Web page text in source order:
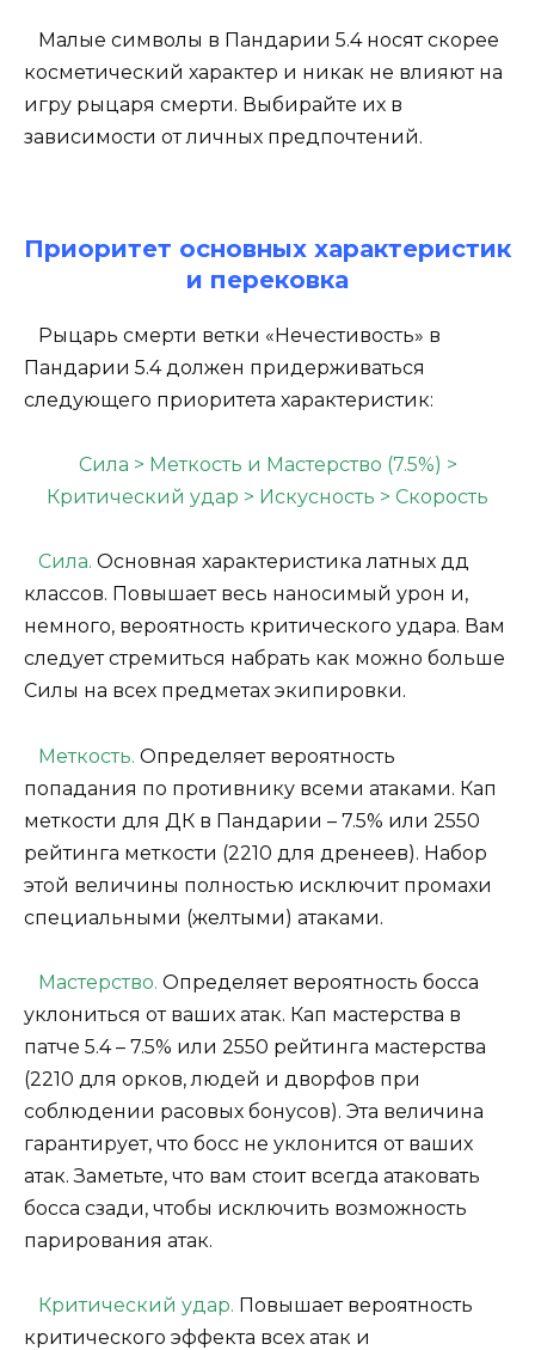
Малые символы в Пандарии 5.4 носят скорее
косметический характер и никак не влияют на
игру рыцаря смерти. Выбирайте их в
зависимости от личных предпочтений.
Приоритет основных характеристик
и перековка
Рыцарь смерти ветки «Нечестивость» в
Пандарии 5.4 должен придерживаться
следующего приоритета характеристик:
Сила > Меткость и Мастерство (7.5%) >
Критический удар > Искусность > Скорость
Сила. Основная характеристика латных дд
классов. Повышает весь наносимый урон и,
немного, вероятность критического удара. Вам
следует стремиться набрать как можно больше
Силы на всех предметах экипировки.
Меткость. Определяет вероятность
попадания по противнику всеми атаками. Кап
меткости для ДК в Пандарии – 7.5% или 2550
рейтинга меткости (2210 для дренеев). Набор
этой величины полностью исключит промахи
специальными (желтыми) атаками.
Мастерство. Определяет вероятность босса
уклониться от ваших атак. Кап мастерства в
патче 5.4 – 7.5% или 2550 рейтинга мастерства
(2210 для орков, людей и дворфов при
соблюдении расовых бонусов). Эта величина
гарантирует, что босс не уклонится от ваших
атак. Заметьте, что вам стоит всегда атаковать
босса сзади, чтобы исключить возможность
парирования атак.
Критический удар. Повышает вероятность
критического эффекта всех атак и